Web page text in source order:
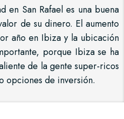
en San Rafael es una buena
de su dinero. El aumento
año en Ibiza y la ubicación
porque Ibiza se ha
de la gente super-ricos
opciones de inversión.